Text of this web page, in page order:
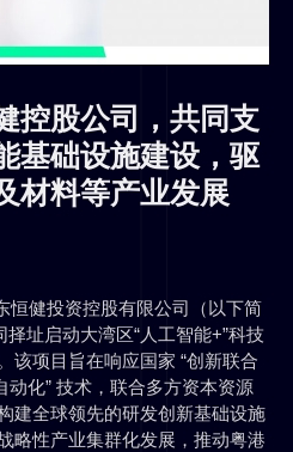
控股公司，共同支
基础设施建设，驱
材料等产业发展
恒健投资控股有限公司（以下简
址启动大湾区“人工智能+”科技
该项目旨在响应国家 “创新联合
动化” 技术，联合多方资本资源
建全球领先的研发创新基础设施
略性产业集群化发展，推动粤港